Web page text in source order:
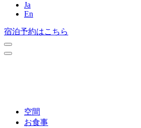
Ja
En
宿泊予約はこちら
空間
お食事